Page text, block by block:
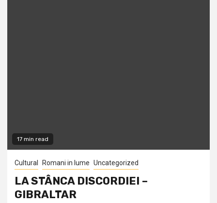
17 min read
Cultural Romani in lume Uncategorized
LA STÂNCA DISCORDIEI –
GIBRALTAR